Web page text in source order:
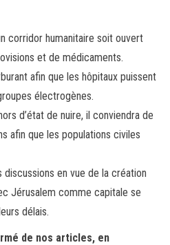
corridor humanitaire soit ouvert
et de médicaments.
afin que les hôpitaux puissent
électrogènes.
d’état de nuire, il conviendra de
afin que les populations civiles
en vue de la création
Jérusalem comme capitale se
délais.
de nos articles, en